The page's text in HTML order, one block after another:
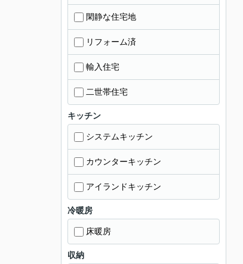
閑静な住宅地
リフォーム済
輸入住宅
二世帯住宅
キッチン
システムキッチン
カウンターキッチン
アイランドキッチン
冷暖房
床暖房
収納